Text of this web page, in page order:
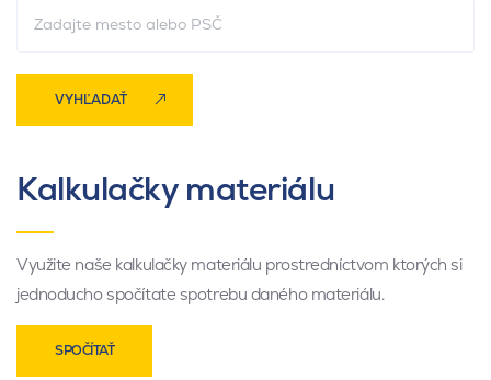
VYHĽADAŤ
Kalkulačky materiálu
Využite naše kalkulačky materiálu prostredníctvom ktorých si
jednoducho spočítate spotrebu daného materiálu.
SPOČÍTAŤ